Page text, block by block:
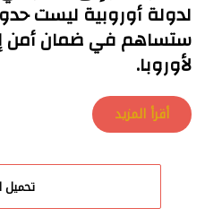
لدولة أوروبية ليست
ستساهم في ضمان أمن
لأوروبا.
أقرأ المزيد
تحميل